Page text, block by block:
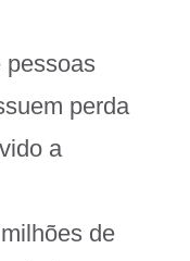
pessoas
perda
a
de